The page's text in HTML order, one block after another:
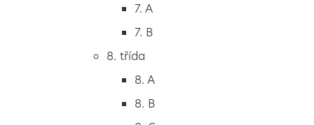
5. A
7. A
7. B
8. třída
8. A
8. B